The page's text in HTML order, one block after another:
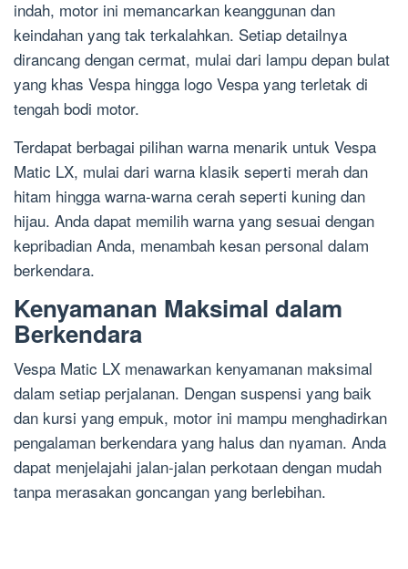
indah, motor ini memancarkan keanggunan dan
keindahan yang tak terkalahkan. Setiap detailnya
dirancang dengan cermat, mulai dari lampu depan bulat
yang khas Vespa hingga logo Vespa yang terletak di
tengah bodi motor.
Terdapat berbagai pilihan warna menarik untuk Vespa
Matic LX, mulai dari warna klasik seperti merah dan
hitam hingga warna-warna cerah seperti kuning dan
hijau. Anda dapat memilih warna yang sesuai dengan
kepribadian Anda, menambah kesan personal dalam
berkendara.
Kenyamanan Maksimal dalam
Berkendara
Vespa Matic LX menawarkan kenyamanan maksimal
dalam setiap perjalanan. Dengan suspensi yang baik
dan kursi yang empuk, motor ini mampu menghadirkan
pengalaman berkendara yang halus dan nyaman. Anda
dapat menjelajahi jalan-jalan perkotaan dengan mudah
tanpa merasakan goncangan yang berlebihan.